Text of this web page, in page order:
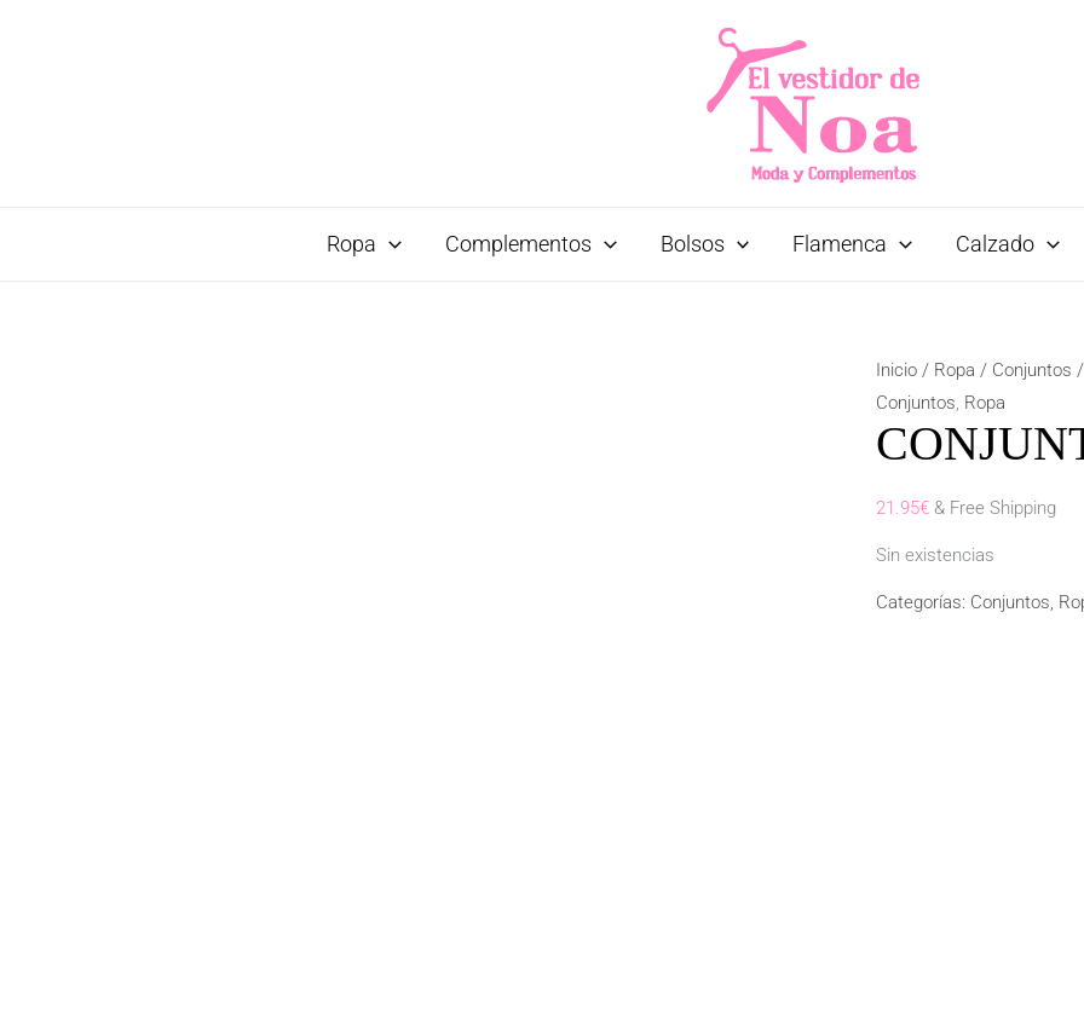
Ropa Complementos Bolsos Flamenca Calzado
Inicio / Ropa / Conjuntos
Conjuntos, Ropa
21.95€ & Free Shipping
Sin existencias
Categorías: Conjuntos,